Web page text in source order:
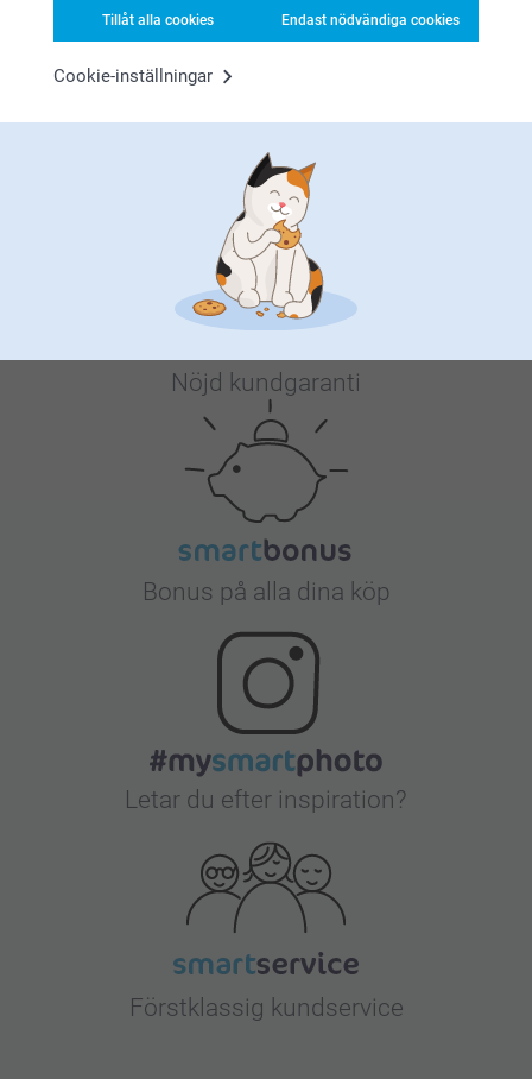
Tillåt alla cookies Endast nödvändiga cookies
Cookie-inställningar
smartphoto
Nöjd kundgaranti
Bonus på alla dina köp
Letar du efter inspiration?
Förstklassig kundservice